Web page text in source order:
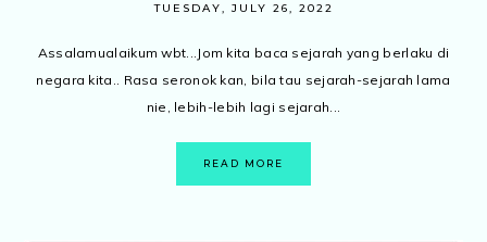
TUESDAY, JULY 26, 2022
Assalamualaikum wbt...Jom kita baca sejarah yang berlaku di
negara kita.. Rasa seronok kan, bila tau sejarah-sejarah lama
nie, lebih-lebih lagi sejarah...
READ MORE